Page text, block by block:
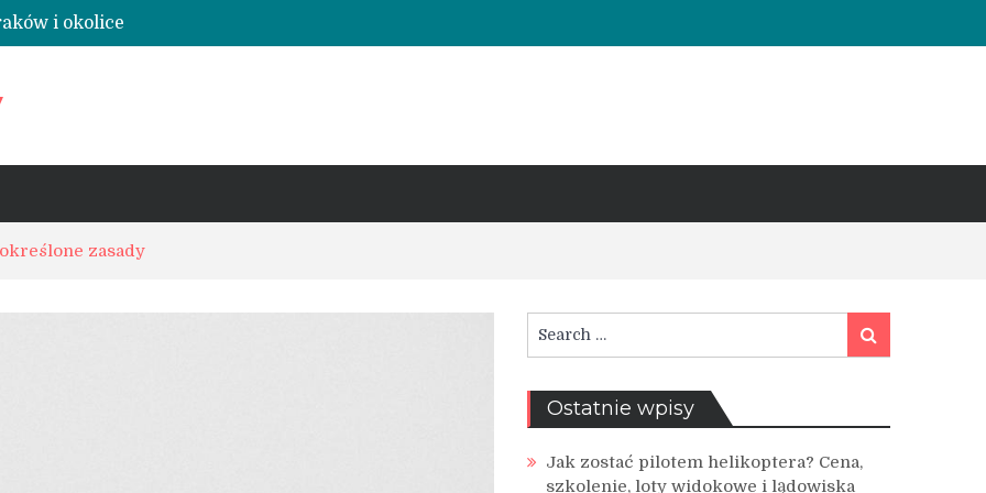
i okolice
zaufania
szkolenie, loty widokowe i lądowiska
zasady
for:
Search
Ostatnie wpisy
Jak zostać pilotem helikoptera? Cena,
szkolenie, loty widokowe i lądowiska